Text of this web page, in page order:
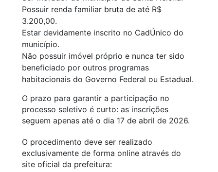
Possuir renda familiar bruta de até R$
3.200,00.
Estar devidamente inscrito no CadÚnico do
município.
Não possuir imóvel próprio e nunca ter sido
beneficiado por outros programas
habitacionais do Governo Federal ou Estadual.
O prazo para garantir a participação no
processo seletivo é curto: as inscrições
seguem apenas até o dia 17 de abril de 2026.
O procedimento deve ser realizado
exclusivamente de forma online através do
site oficial da prefeitura: